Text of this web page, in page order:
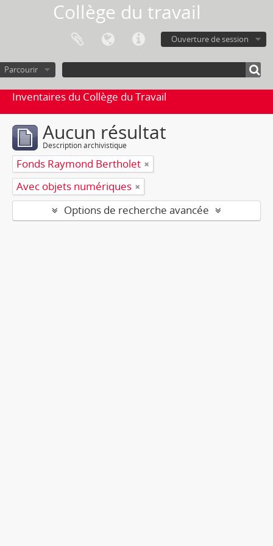
Collège du travail
Ouverture de session
Parcourir
Inventaires du Collège du Travail
Aucun résultat
Description archivistique
Fonds Raymond Bertholet
Avec objets numériques
Options de recherche avancée